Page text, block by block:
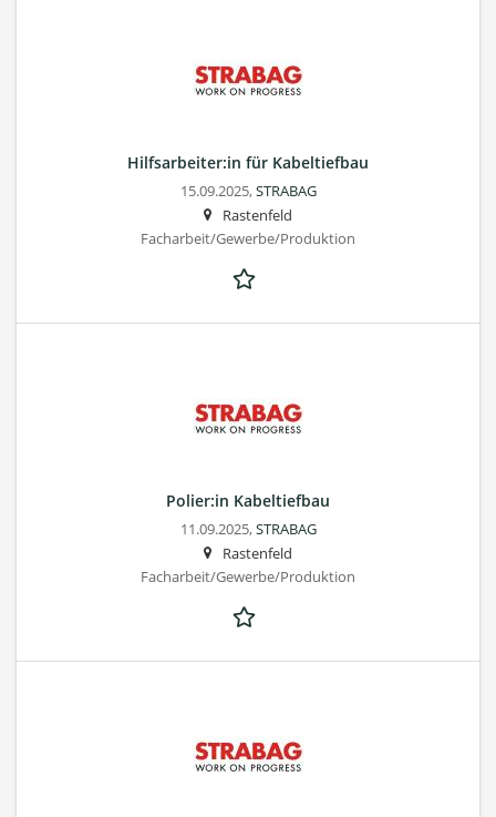
Hilfsarbeiter:in für Kabeltiefbau
15.09.2025,STRABAG
Rastenfeld
Facharbeit/Gewerbe/Produktion
Polier:in Kabeltiefbau
11.09.2025,STRABAG
Rastenfeld
Facharbeit/Gewerbe/Produktion